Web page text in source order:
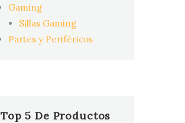
Gaming
Sillas Gaming
Partes y Periféricos
Top 5 De Productos